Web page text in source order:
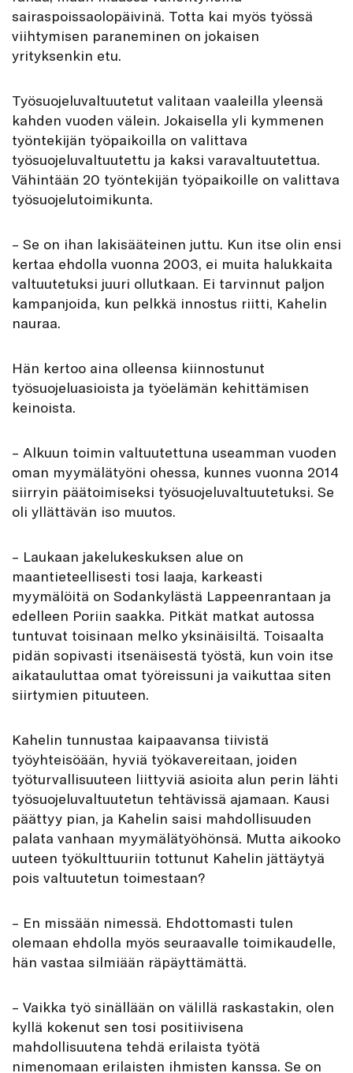
sairaspoissaolopäivinä. Totta kai myös työssä
viihtymisen paraneminen on jokaisen
yrityksenkin etu.
Työsuojeluvaltuutetut valitaan vaaleilla yleensä
kahden vuoden välein. Jokaisella yli kymmenen
työntekijän työpaikoilla on valittava
työsuojeluvaltuutettu ja kaksi varavaltuutettua.
Vähintään 20 työntekijän työpaikoille on valittava
työsuojelutoimikunta.
– Se on ihan lakisääteinen juttu. Kun itse olin ensi
kertaa ehdolla vuonna 2003, ei muita halukkaita
valtuutetuksi juuri ollutkaan. Ei tarvinnut paljon
kampanjoida, kun pelkkä innostus riitti, Kahelin
nauraa.
Hän kertoo aina olleensa kiinnostunut
työsuojeluasioista ja työelämän kehittämisen
keinoista.
– Alkuun toimin valtuutettuna useamman vuoden
oman myymälätyöni ohessa, kunnes vuonna 2014
siirryin päätoimiseksi työsuojeluvaltuutetuksi. Se
oli yllättävän iso muutos.
– Laukaan jakelukeskuksen alue on
maantieteellisesti tosi laaja, karkeasti
myymälöitä on Sodankylästä Lappeenrantaan ja
edelleen Poriin saakka. Pitkät matkat autossa
tuntuvat toisinaan melko yksinäisiltä. Toisaalta
pidän sopivasti itsenäisestä työstä, kun voin itse
aikatauluttaa omat työreissuni ja vaikuttaa siten
siirtymien pituuteen.
Kahelin tunnustaa kaipaavansa tiivistä
työyhteisöään, hyviä työkavereitaan, joiden
työturvallisuuteen liittyviä asioita alun perin lähti
työsuojeluvaltuutetun tehtävissä ajamaan. Kausi
päättyy pian, ja Kahelin saisi mahdollisuuden
palata vanhaan myymälätyöhönsä. Mutta aikooko
uuteen työkulttuuriin tottunut Kahelin jättäytyä
pois valtuutetun toimestaan?
– En missään nimessä. Ehdottomasti tulen
olemaan ehdolla myös seuraavalle toimikaudelle,
hän vastaa silmiään räpäyttämättä.
– Vaikka työ sinällään on välillä raskastakin, olen
kyllä kokenut sen tosi positiivisena
mahdollisuutena tehdä erilaista työtä
nimenomaan erilaisten ihmisten kanssa. Se on